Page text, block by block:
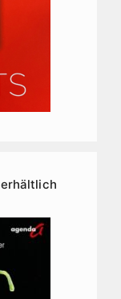
erhältlich